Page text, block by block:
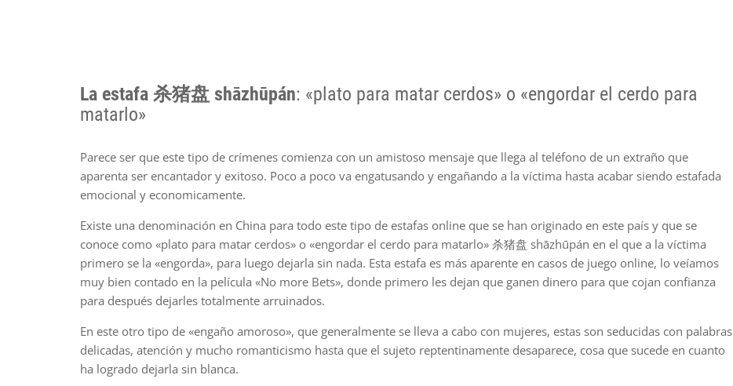
La estafa 杀猪盘 shāzhūpán: «plato para matar cerdos» o «engordar el cerdo para
matarlo»
Parece ser que este tipo de crímenes comienza con un amistoso mensaje que llega al teléfono de un extraño que
aparenta ser encantador y exitoso. Poco a poco va engatusando y engañando a la víctima hasta acabar siendo estafada
emocional y economicamente.
Existe una denominación en China para todo este tipo de estafas online que se han originado en este país y que se
conoce como «plato para matar cerdos» o «engordar el cerdo para matarlo» 杀猪盘 shāzhūpán en el que a la víctima
primero se la «engorda», para luego dejarla sin nada. Esta estafa es más aparente en casos de juego online, lo veíamos
muy bien contado en la película «No more Bets», donde primero les dejan que ganen dinero para que cojan confianza
para después dejarles totalmente arruinados.
En este otro tipo de «engaño amoroso», que generalmente se lleva a cabo con mujeres, estas son seducidas con palabras
delicadas, atención y mucho romanticismo hasta que el sujeto reptentinamente desaparece, cosa que sucede en cuanto
ha logrado dejarla sin blanca.